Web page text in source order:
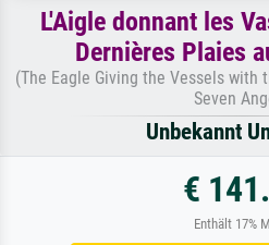
L'Aigle donnant les
Dernières Plaies
(The Eagle Giving the Vessels with
Seven
Unbekannt
€
Enthält 17%